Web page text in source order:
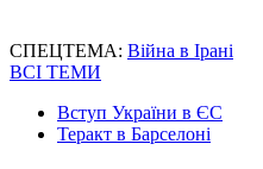
СПЕЦТЕМА: Війна в Ірані
ВСІ ТЕМИ
Вступ України в ЄС
Теракт в Барселоні